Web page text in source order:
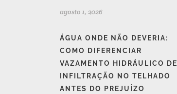
agosto 1, 2026
ÁGUA ONDE NÃO DEVERIA:
COMO DIFERENCIAR
VAZAMENTO HIDRÁULICO DE
INFILTRAÇÃO NO TELHADO
ANTES DO PREJUÍZO